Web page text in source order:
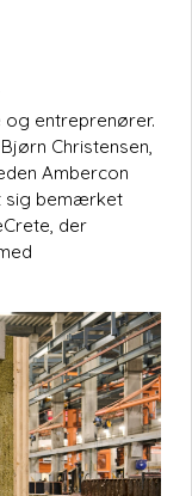
og entreprenører.
Christensen,
Ambercon
sig bemærket
der